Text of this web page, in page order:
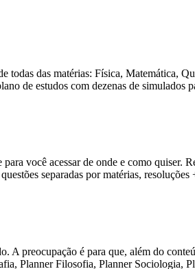
todas das matérias: Física,
de estudos com dezenas de simulados
você acessar de onde e como quiser.
separadas por matérias,
preocupação é para que, além do
Planner Filosofia, Planner Sociologia,